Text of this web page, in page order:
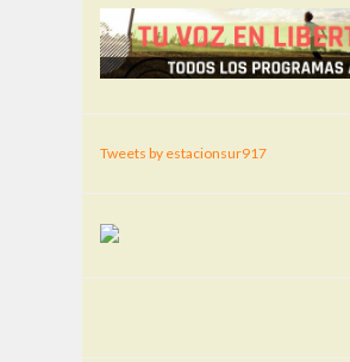
Tweets by estacionsur917